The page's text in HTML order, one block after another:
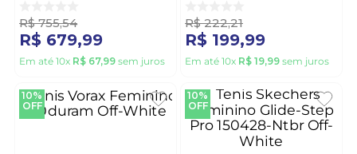
R$ 755,54
R$ 679,99
Em até 10x R$ 67,99 sem juros
R$ 222,21
R$ 199,99
Em até 10x R$ 19,99 sem juros
10%
OFF
10%
OFF